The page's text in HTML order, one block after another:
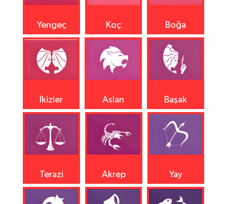
Yengeç Koç Boğa
İkizler Aslan Başak
Terazi Akrep Yay